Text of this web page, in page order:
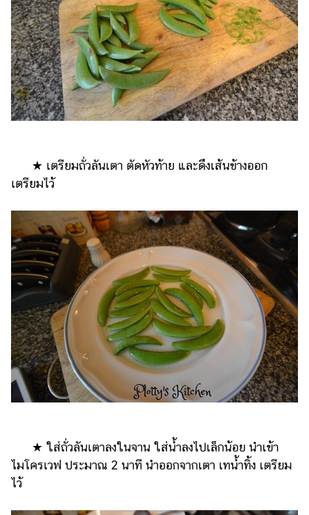
★ เตรียมถั่วลันเตา ตัดหัวท้าย และดึงเส้นข้างออก
เตรียมไว้
★ ใส่ถั่วลันเตาลงในจาน ใส่น้ำลงไปเล็กน้อย นำเข้า
ไมโครเวฟ ประมาณ 2 นาที นำออกจากเตา เทน้ำทิ้ง เตรียม
ไว้